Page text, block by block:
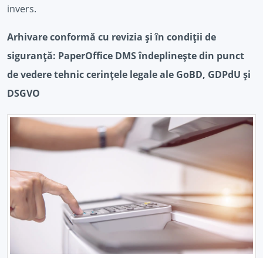
invers.
Arhivare conformă cu revizia și în condiții de
siguranță: PaperOffice DMS îndeplinește din punct
de vedere tehnic cerințele legale ale GoBD, GDPdU și
DSGVO